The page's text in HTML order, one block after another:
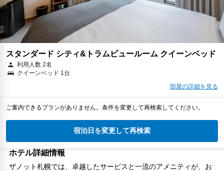
スタンダード シティ&トラムビュールーム クイーンベッド
利用人数 2名
クイーンベッド 1台
部屋の詳細を見る
ご案内できるプランがありません。条件を変更して再検索してください。
宿泊日を変更して再検索
ホテル詳細情報
ザノット札幌では、卓越したサービスと一流のアメニティが、お